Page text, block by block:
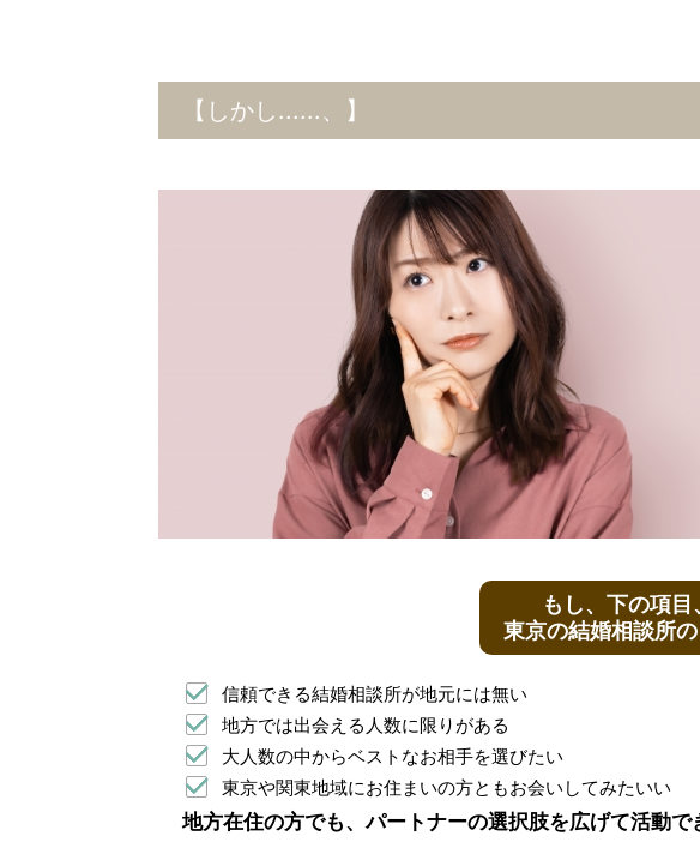
【しかし......、】
もし、下の項
東京の結婚相談所
信頼できる結婚相談所が地元には無い
地方では出会える人数に限りがある
大人数の中からベストなお相手を選びたい
東京や関東地域にお住まいの方ともお会いしてみたいい
地方在住の方でも、パートナーの選択肢を広げて活動で